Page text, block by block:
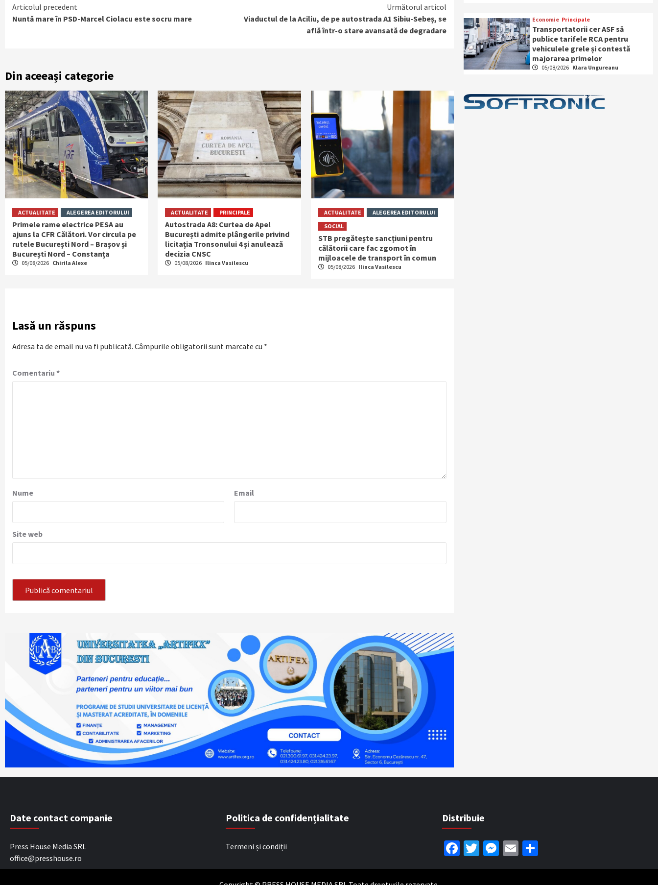
Continue
Articolul precedent
Nuntă mare în PSD-Marcel Ciolacu este socru mare
Următorul articol
Viaductul de la Aciliu, de pe autostrada A1 Sibiu-Sebeș, se
află într-o stare avansată de degradare
Din aceeași categorie
ACTUALITATE ALEGEREA EDITORULUI
Primele rame electrice PESA au
ajuns la CFR Călători. Vor circula pe
rutele București Nord – Brașov și
București Nord – Constanța
05/08/2026 Chirila Alexe
ACTUALITATE PRINCIPALE
Autostrada A8: Curtea de Apel
București admite plângerile privind
licitația Tronsonului 4 și anulează
decizia CNSC
05/08/2026 Ilinca Vasilescu
ACTUALITATE
ALEGEREA EDITORULUI
SOCIAL
STB pregătește sancțiuni pentru
călătorii care fac zgomot în
mijloacele de transport în comun
05/08/2026 Ilinca Vasilescu
Lasă un răspuns
Adresa ta de email nu va fi publicată. Câmpurile obligatorii sunt marcate cu *
Comentariu *
Nume Email
Site web
Economie Principale
Transportatorii cer ASF să
publice tarifele RCA pentru
vehiculele grele și contestă
majorarea primelor
05/08/2026 Klara Ungureanu
Date contact companie
Press House Media SRL
office@presshouse.ro
Politica de confidențialitate
Termeni și condiții
Distribuie
Facebook
Twitter
Messenger
EmailPartajează